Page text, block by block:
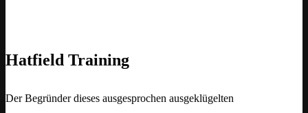
Hatfield Training
Der Begründer dieses ausgesprochen ausgeklügelten